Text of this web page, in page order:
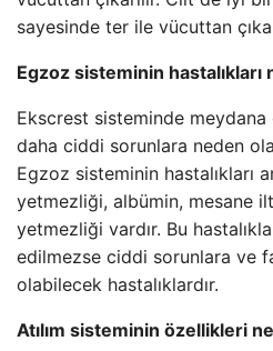
sayesinde ter ile vücuttan
Egzoz sisteminin hastalıkları
Ekscrest sisteminde meydana
daha ciddi sorunlara neden
Egzoz sisteminin hastalıkları
yetmezliği, albümin, mesane
yetmezliği vardır. Bu
edilmezse ciddi sorunlara ve
olabilecek hastalıklardır.
Atılım sisteminin özellikleri